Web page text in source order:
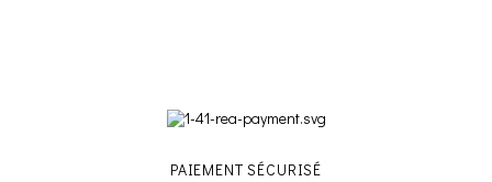
PAIEMENT SÉCURISÉ